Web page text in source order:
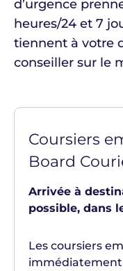
d’urgence
heures/24 et 7
tiennent à votre
conseiller sur le
Coursiers
Board
Arrivée à
possible, dans
Les coursiers